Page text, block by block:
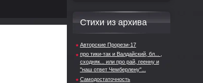
Стихи из архива
Авторские Прорези-17
про тики-так и Валдайский, бл... ,
сходняк... или про рай, геенну и
"наш ответ Чемберлену"...
Самодостаточность